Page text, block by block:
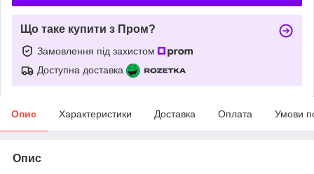
Що таке купити з Пром?
Замовлення під захистом
Доступна доставка
Опис Характеристики Доставка Оплата Умови
Опис